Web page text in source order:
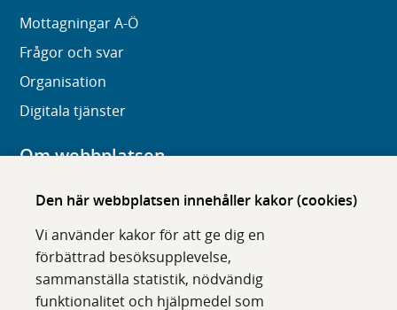
Den här webbplatsen innehåller kakor (cookies)
Vi använder kakor för att ge dig en
förbättrad besöksupplevelse,
sammanställa statistik, nödvändig
funktionalitet och hjälpmedel som
Mottagningar A-Ö
Frågor och svar
Organisation
Digitala tjänster
Om webbplatsen
Om karolinska.se
Tillgänglighet
Om cookies